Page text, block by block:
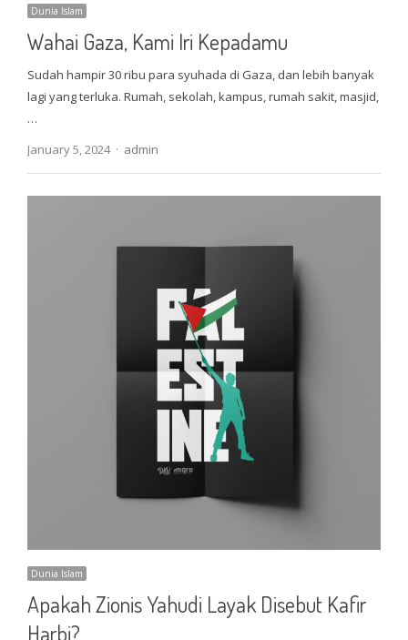
Dunia Islam
Wahai Gaza, Kami Iri Kepadamu
Sudah hampir 30 ribu para syuhada di Gaza, dan lebih banyak
lagi yang terluka. Rumah, sekolah, kampus, rumah sakit, masjid,
…
January 5, 2024
Author
admin
Dunia Islam
Apakah Zionis Yahudi Layak Disebut Kafir
Harbi?